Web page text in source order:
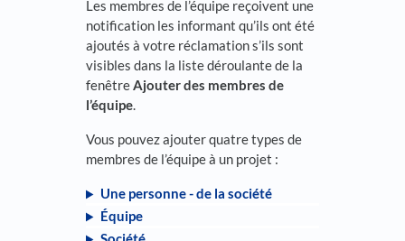
Les membres de l’équipe reçoivent une
notification les informant qu’ils ont été
ajoutés à votre réclamation s’ils sont
visibles dans la liste déroulante de la
fenêtreAjouter des membres de
l’équipe.
Vous pouvez ajouter quatre types de
membres de l’équipe à un projet :
Une personne - de la société
Équipe